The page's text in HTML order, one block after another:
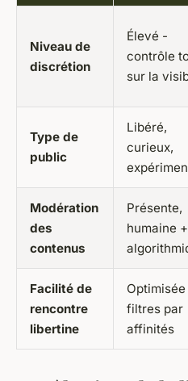
Niveau de
discrétion
Élevé -
contrôle
sur la
Type de
public
Libéré,
curieux,
Modération
des
contenus
Présente,
humaine +
Facilité de
rencontre
libertine
filtres par
affinités